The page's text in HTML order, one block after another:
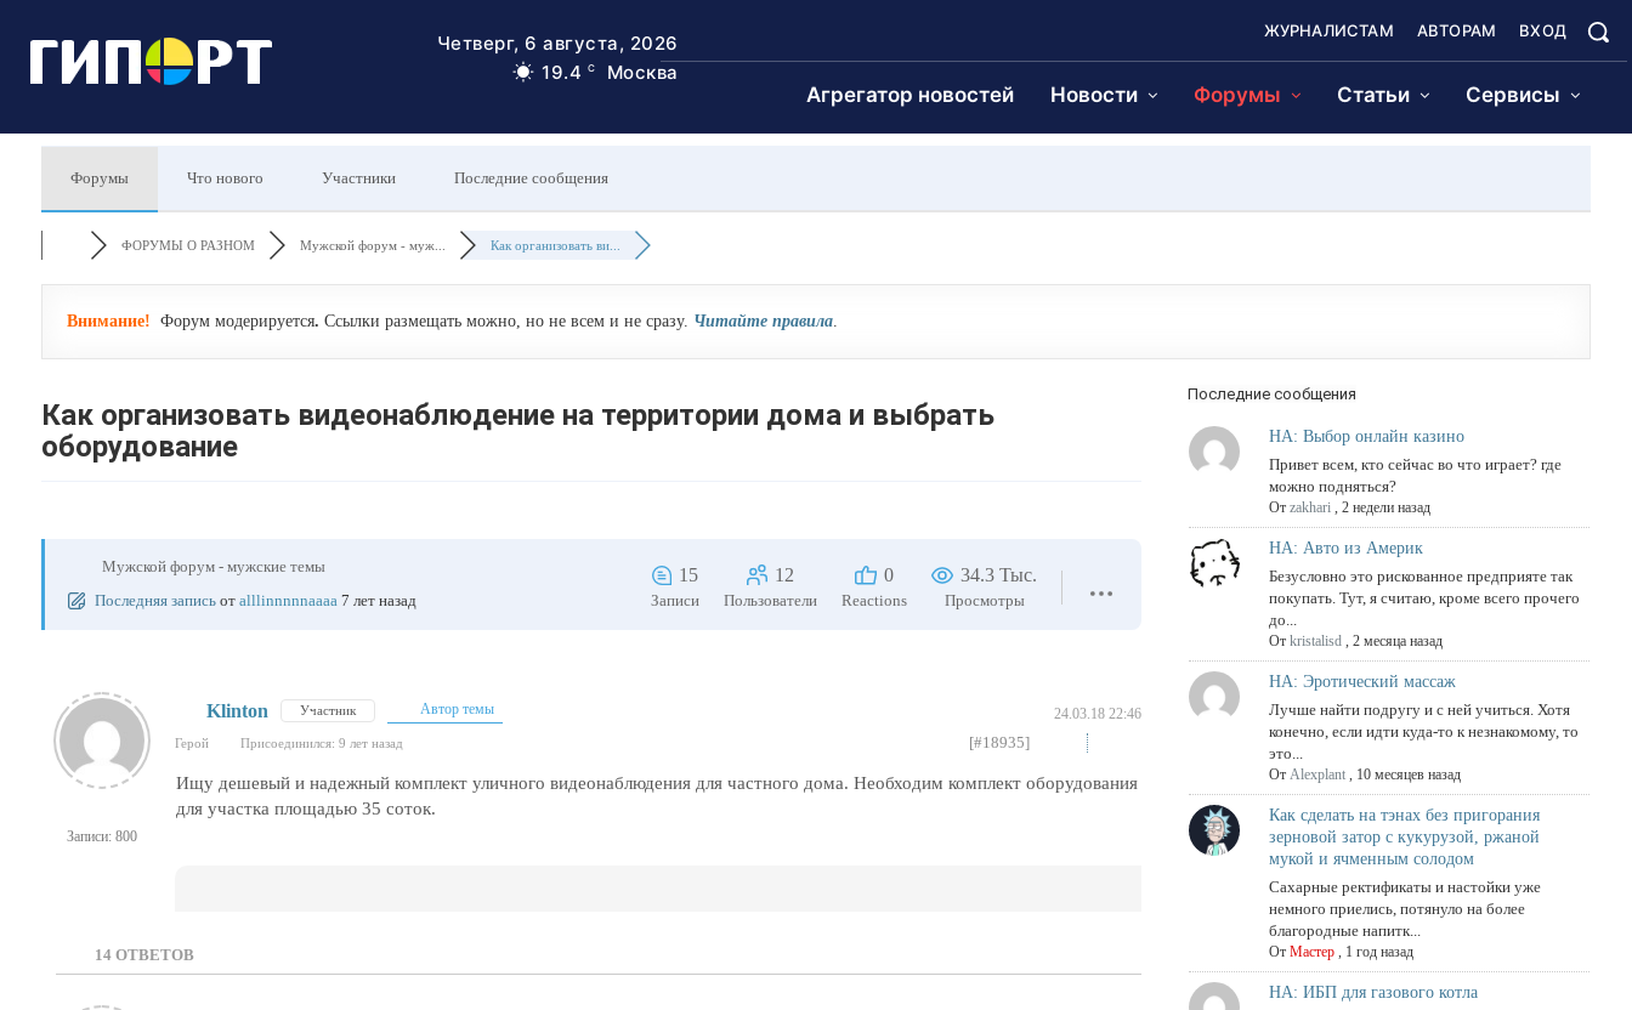
Четверг, 6 августа, 2026
19.4
C Москва
ЖУРНАЛИСТАМ АВТОРАМ ВХОД
Агрегатор новостей Новости Форумы Статьи Сервисы
Форумы Что нового Участники Последние сообщения
ФОРУМЫ О РАЗНОМ Мужской форум - муж... Как организовать ви...
Внимание! Форум модерируется. Ссылки размещать можно, но не всем и не сразу. Читайте правила.
Как организовать видеонаблюдение на территории дома и выбрать
оборудование
Мужской форум - мужские темы
Последняя запись от alllinnnnnaaaa 7 лет назад
15
Записи
12
Пользователи
0
Reactions
34.3 Тыс.
Просмотры
Записи: 800
Klinton Участник Автор темы 24.03.18 22:46
Герой Присоединился: 9 лет назад [#18935]
Ищу дешевый и надежный комплект уличного видеонаблюдения для частного дома. Необходим комплект оборудования
для участка площадью 35 соток.
14 ОТВЕТОВ
Последние сообщения
НА: Выбор онлайн казино
Привет всем, кто сейчас во что играет? где
можно подняться?
Отzakhari ,2 недели назад
НА: Авто из Америк
Безусловно это рискованное предприяте так
покупать. Тут, я считаю, кроме всего прочего
до...
Отkristalisd ,2 месяца назад
НА: Эротический массаж
Лучше найти подругу и с ней учиться. Хотя
конечно, если идти куда-то к незнакомому, то
это...
ОтAlexplant , 10 месяцев назад
Как сделать на тэнах без пригорания
зерновой затор с кукурузой, ржаной
мукой и ячменным солодом
Сахарные ректификаты и настойки уже
немного приелись, потянуло на более
благородные напитк...
ОтМастер , 1 год назад
НА: ИБП для газового котла